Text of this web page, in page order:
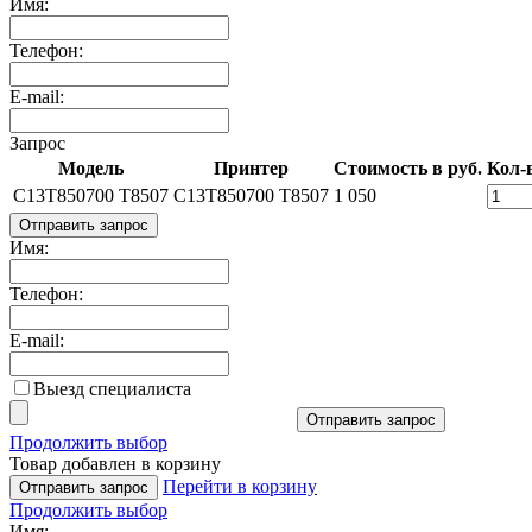
Телефон:
E-mail:
Запрос
Модель
Принтер Стоимость в руб. Кол-
C13T850700 T8507 C13T850700 T8507 1 050
Отправить запрос
Имя:
Телефон:
E-mail:
Выезд специалиста
Отправить запрос
Продолжить выбор
Товар добавлен в корзину
Отправить запрос
Перейти в корзину
Продолжить выбор